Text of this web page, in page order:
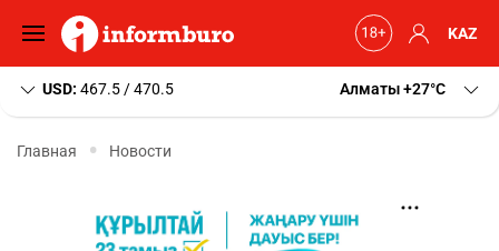
KAZ
USD: 467.5 / 470.5 Алматы+27 C
Главная Новости